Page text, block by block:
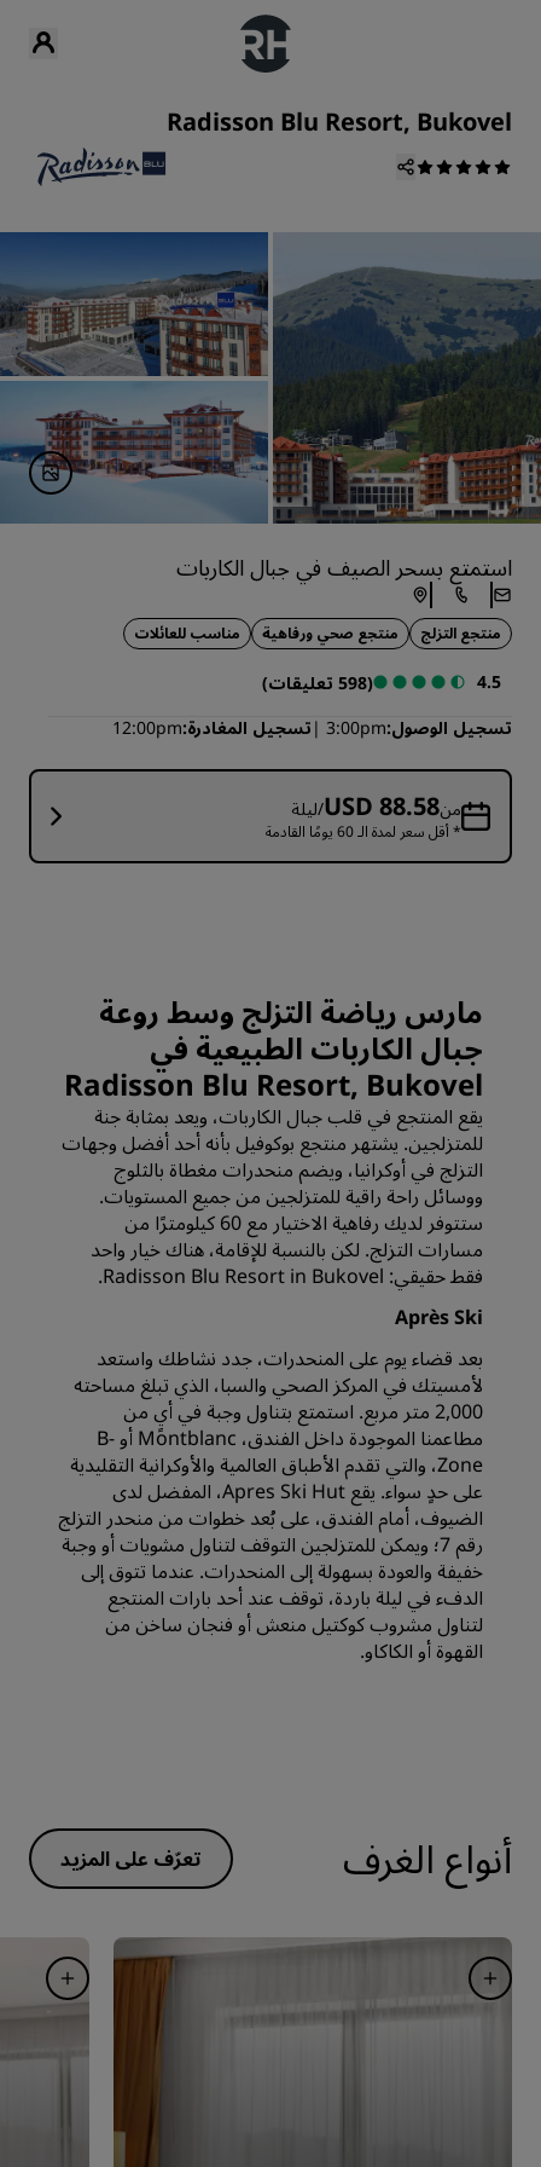
Radisson Blu Resort, Bukovel
استمتع بسحر الصيف في جبال الكاربات
منتجع التزلج منتجع صحي ورفاهية مناسب للعائلات
4.5
(598 تعليقات)
تسجيل الوصول 3:00pm تسجيل المغادرة 12:00pm
منUSD 88.58/ليلة
* أقل سعر لمدة الـ 60 يومًا القادمة
مارس رياضة التزلج وسط روعة
جبال الكاربات الطبيعية في
Radisson Blu Resort, Bukovel
يقع المنتجع في قلب جبال الكاربات، ويعد بمثابة جنة
للمتزلجين. يشتهر منتجع بوكوفيل بأنه أحد أفضل وجهات
التزلج في أوكرانيا، ويضم منحدرات مغطاة بالثلوج
ووسائل راحة راقية للمتزلجين من جميع المستويات.
ستتوفر لديك رفاهية الاختيار مع 60 كيلومترًا من
مسارات التزلج. لكن بالنسبة للإقامة، هناك خيار واحد
فقط حقيقي: Radisson Blu Resort in Bukovel.
Après Ski
بعد قضاء يوم على المنحدرات، جدد نشاطك واستعد
لأمسيتك في المركز الصحي والسبا، الذي تبلغ مساحته
2,000 متر مربع. استمتع بتناول وجبة في أيٍ من
مطاعمنا الموجودة داخل الفندق، Montblanc أو B-
Zone، والتي تقدم الأطباق العالمية والأوكرانية التقليدية
على حدٍ سواء. يقع Apres Ski Hut، المفضل لدى
الضيوف، أمام الفندق، على بُعد خطوات من منحدر التزلج
رقم 7؛ ويمكن للمتزلجين التوقف لتناول مشويات أو وجبة
خفيفة والعودة بسهولة إلى المنحدرات. عندما تتوق إلى
الدفء في ليلة باردة، توقف عند أحد بارات المنتجع
لتناول مشروب كوكتيل منعش أو فنجان ساخن من
القهوة أو الكاكاو.
أنواع الغرف